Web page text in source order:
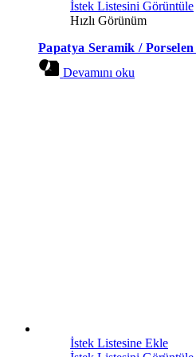
İstek Listesini Görüntüle
Hızlı Görünüm
Papatya Seramik /
Devamını oku
İstek Listesine Ekle